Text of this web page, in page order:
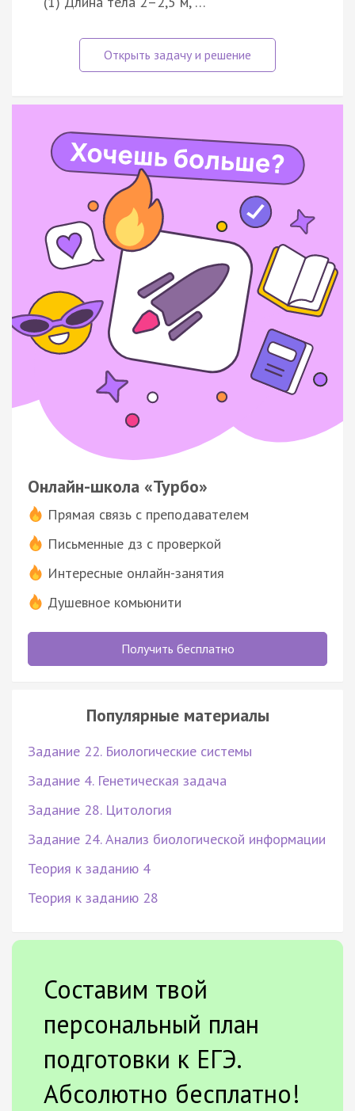
Онлайн-школа «Турбо»
Прямая связь с преподавателем
Письменные дз с проверкой
Интересные онлайн-занятия
Душевное комьюнити
Получить бесплатно
Популярные материалы
Задание 22. Биологические системы
Задание 4. Генетическая задача
Задание 28. Цитология
Задание 24. Анализ биологической информации
Теория к заданию 4
Теория к заданию 28
Составим твой
персональный план
подготовки к ЕГЭ.
Абсолютно бесплатно!